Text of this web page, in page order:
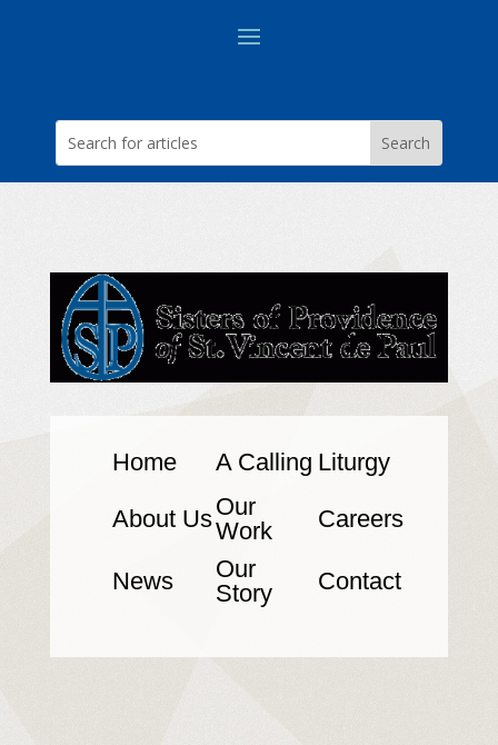
Home A Calling Liturgy
About UsOur
Work
Careers
News
Our
Story
Contact